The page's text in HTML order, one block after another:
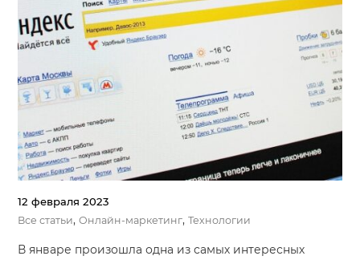
12 февраля 2023
Все статьи,Онлайн-маркетинг,Технологии
В январе произошла одна из самых интересных